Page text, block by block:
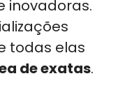
inovadoras.
todas elas
de exatas.